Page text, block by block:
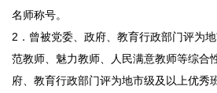
名师称号。
2．曾被党委、政府、教育行政部门评为
范教师、魅力教师、人民满意教师等综合
府、教育行政部门评为地市级及以上优秀